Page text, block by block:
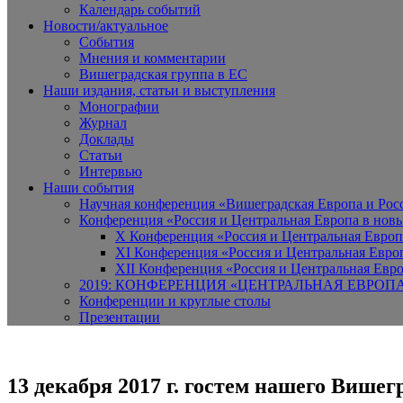
Календарь событий
Новости/актуальное
События
Мнения и комментарии
Вишеградская группа в ЕС
Наши издания, статьи и выступления
Монографии
Журнал
Доклады
Статьи
Интервью
Наши события
Научная конференция «Вишеградская Европа и
Конференция «Россия и Центральная Европа в
X Конференция «Россия и Центральная
XI Конференция «Россия и Центральная
XII Конференция «Россия и Центральная
2019: КОНФЕРЕНЦИЯ «ЦЕНТРАЛЬНАЯ
Конференции и круглые столы
Презентации
13 декабря 2017 г. гостем нашего